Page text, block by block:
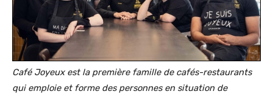
Café Joyeux est la première famille de cafés-restaurants
qui emploie et forme des personnes en situation de